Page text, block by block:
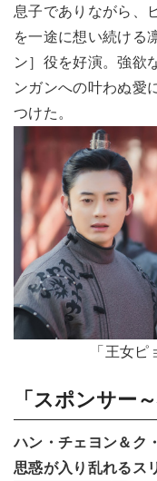
息子でありながら、
を一途に想い続ける
ン］役を好演。強欲
ンガンへの叶わぬ愛
つけた。
「王女ピ
「スポンサー
ハン・チェヨン＆ク
思惑が入り乱れるス